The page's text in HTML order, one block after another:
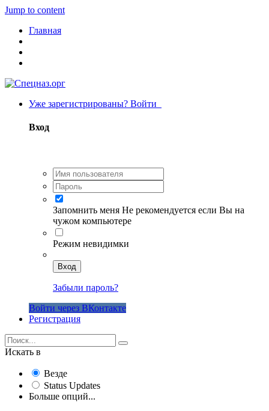
Jump to content
Главная
Уже зарегистрированы? Войти
Вход
Запомнить меня Не рекомендуется если Вы на
чужом компьютере
Режим невидимки
Вход
Забыли пароль?
Войти через ВКонтакте
Регистрация
Искать в
Везде
Status Updates
Больше опций...